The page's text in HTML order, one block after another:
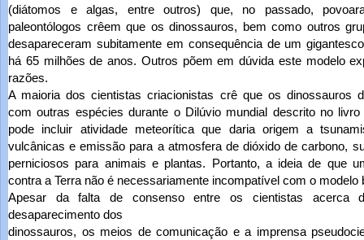
(diátomos e algas, entre outros) que, no passado,
paleontólogos crêem que os dinossauros, bem como outros
desapareceram subitamente em consequência de um
há 65 milhões de anos. Outros põem em dúvida este modelo
razões.
A maioria dos cientistas criacionistas crê que os dinossauros
com outras espécies durante o Dilúvio mundial descrito no
pode incluir atividade meteorítica que daria origem a
vulcânicas e emissão para a atmosfera de dióxido de carbono,
perniciosos para animais e plantas. Portanto, a ideia de que
contra a Terra não é necessariamente incompatível com o modelo
Apesar da falta de consenso entre os cientistas acerca
desaparecimento dos
dinossauros, os meios de comunicação e a imprensa